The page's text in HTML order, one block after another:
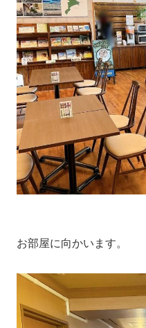
お部屋に向かいます。